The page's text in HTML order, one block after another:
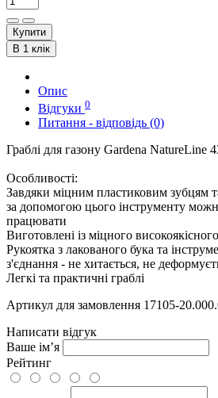
Купити
В 1 клік
Опис
Відгуки 0
Питання - відповідь (0)
Граблі для газону Gardena NatureLine
Особливості:
Завдяки міцним пластиковим зубцям
за допомогою цього інструменту
працювати
Виготовлені із міцного
Рукоятка з лакованого бука та
з'єднання - не хитається, не
Легкі та практичні граблі
Артикул для замовлення 17105-
Написати відгук
Ваше ім’я
Рейтинг